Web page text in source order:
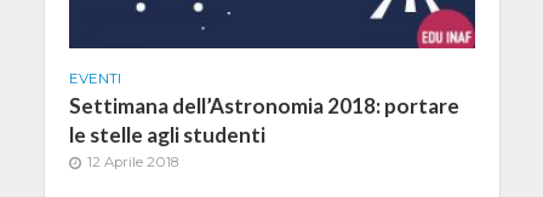
EVENTI
Settimana dell’Astronomia 2018: portare
le stelle agli studenti
12 Aprile 2018